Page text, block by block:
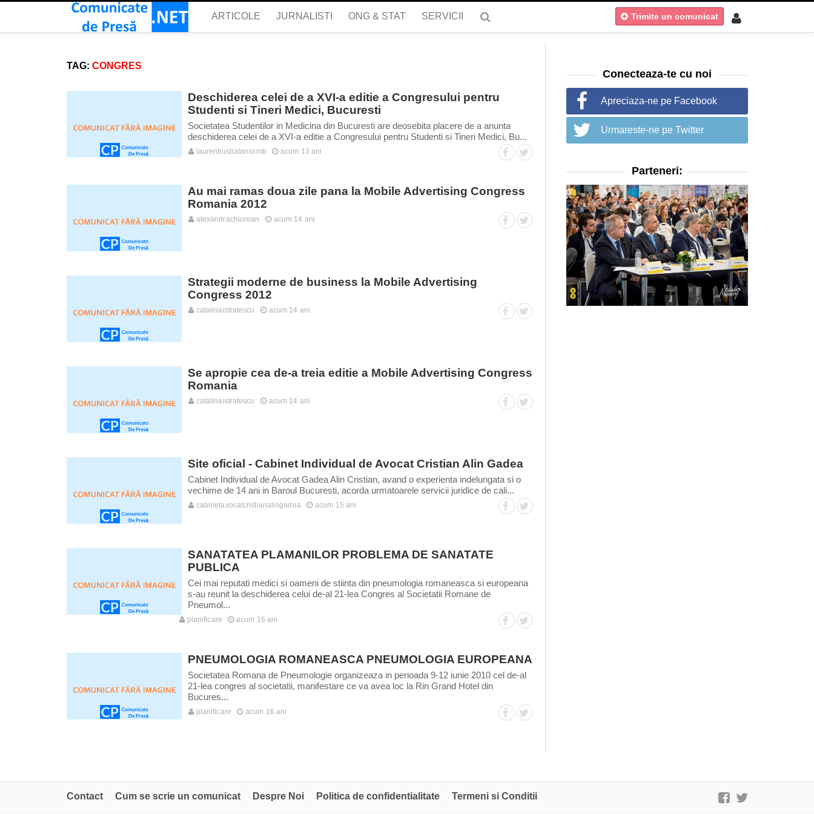
ARTICOLE JURNALISTI ONG & STAT SERVICII Trimite un comunicat
TAG: CONGRES
Deschiderea celei de a XVI-a editie a Congresului pentru
Studenti si Tineri Medici, Bucuresti
Societatea Studentilor in Medicina din Bucuresti are deosebita placere de a anunta
deschiderea celei de a XVI-a editie a Congresului pentru Studenti si Tineri Medici, Bu...
laurentiustratanssmb acum 13 ani
Au mai ramas doua zile pana la Mobile Advertising Congress
Romania 2012
alexandrachiorean acum 14 ani
Strategii moderne de business la Mobile Advertising
Congress 2012
catalinaistratescu acum 14 ani
Se apropie cea de-a treia editie a Mobile Advertising Congress
Romania
catalinaistratescu acum 14 ani
Site oficial - Cabinet Individual de Avocat Cristian Alin Gadea
Cabinet Individual de Avocat Gadea Alin Cristian, avand o experienta indelungata si o
vechime de 14 ani in Baroul Bucuresti, acorda urmatoarele servicii juridice de cali...
cabinetavocatcristianalingadea acum 15 ani
SANATATEA PLAMANILOR PROBLEMA DE SANATATE
PUBLICA
Cei mai reputati medici si oameni de stiinta din pneumologia romaneasca si europeana
s-au reunit la deschiderea celui de-al 21-lea Congres al Societatii Romane de
Pneumol...
planificare acum 16 ani
PNEUMOLOGIA ROMANEASCA PNEUMOLOGIA EUROPEANA
Societatea Romana de Pneumologie organizeaza in perioada 9-12 iunie 2010 cel de-al
21-lea congres al societatii, manifestare ce va avea loc la Rin Grand Hotel din
Bucures...
planificare acum 16 ani
Conecteaza-te cu noi
Apreciaza-ne pe Facebook
Urmareste-ne pe Twitter
Parteneri:
Contact Cum se scrie un comunicat Despre Noi Politica de confidentialitate Termeni si Conditii